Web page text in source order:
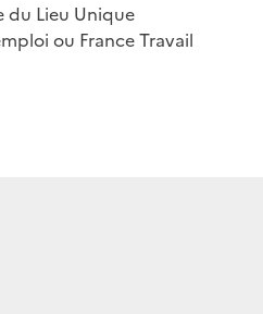
du Lieu Unique
ou France Travail